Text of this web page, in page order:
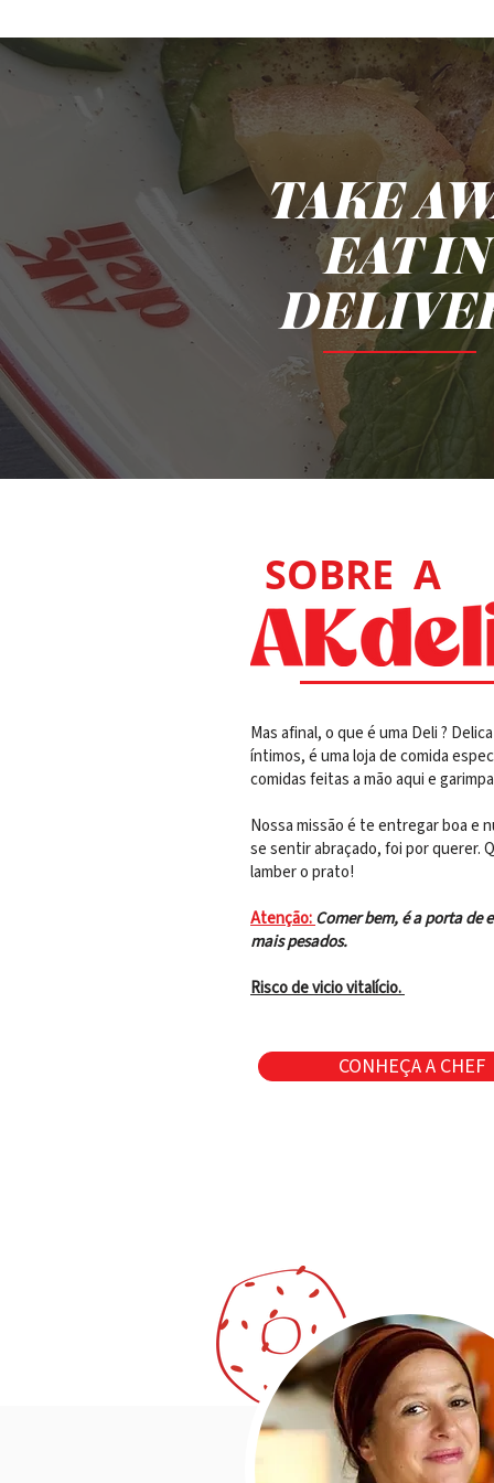
TAKE
EAT
SOBRE A
Mas afinal, o que é uma Deli ?
íntimos, é uma loja de comida
comidas feitas a mão aqui e
Nossa missão é te entregar boa e
se sentir abraçado, foi por querer.
lamber o prato!
Atenção:Comer bem, é a porta de
mais pesados.
Risco de vicio vitalício.
CONHEÇA A CHEF